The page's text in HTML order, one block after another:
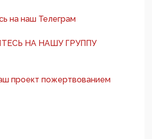
на наш Телеграм
НА НАШУ ГРУППУ
проект пожертвованием